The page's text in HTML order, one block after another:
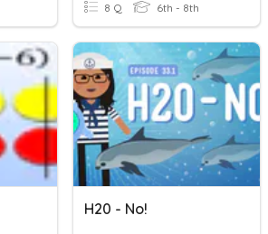
8 Q 6th - 8th
H20 - No!